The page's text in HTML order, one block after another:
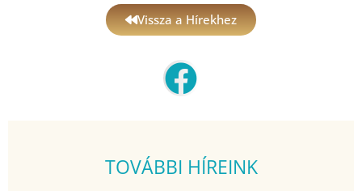
Vissza a Hírekhez
TOVÁBBI HÍREINK